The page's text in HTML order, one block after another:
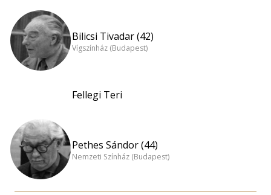
Bilicsi Tivadar (42)
Vígszínház (Budapest)
Fellegi Teri
Pethes Sándor (44)
Nemzeti Színház (Budapest)